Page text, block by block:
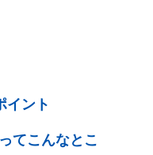
イント
てこんなとこ